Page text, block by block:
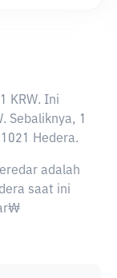
KRW. Ini
Sebaliknya, 1
Hedera.
adalah
saat ini